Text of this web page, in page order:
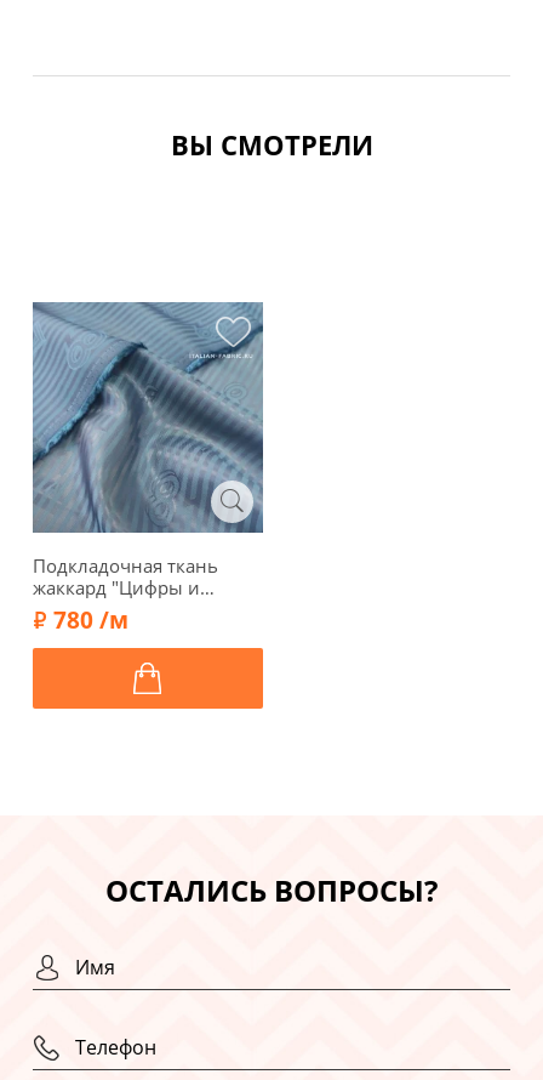
ВЫ СМОТРЕЛИ
Подкладочная ткань
жаккард "Цифры и
буквы", цвет сиреневый,
01879-3
780 /м
ОСТАЛИСЬ ВОПРОСЫ?